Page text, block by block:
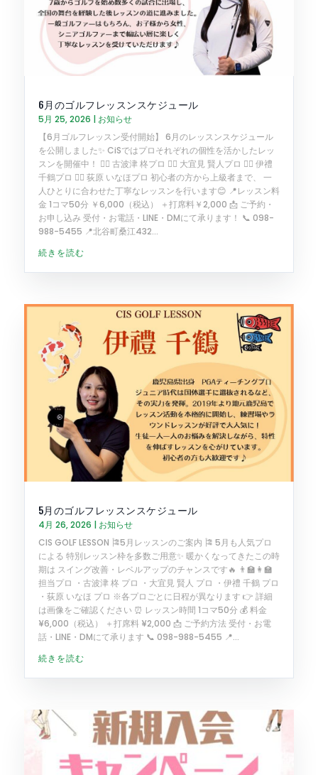
6月のゴルフレッスンスケジュール
5月 25, 2026 | お知らせ
【6月ゴルフレッスン受付開始】 6月のレッスンスケジュール
を公開しました✨ CiSではプロそれぞれの個性を活かしたレッ
スンを開催中！ 🏌️‍♂️ 古波津 柊プロ 🏌️‍♂️ 大宜見 賢人プロ 🏌️‍♀️ 伊禮
千鶴プロ 🏌️‍♀️ 荻原 いなほプロ 初心者の方から上級者まで、 一
人ひとりに合わせた丁寧なレッスンを行います😊 📍レッスン料
金 1コマ50分 ￥6,000（税込） ＋打席料￥2,000 📩 ご予約・
お申し込み 受付・お電話・LINE・DMにて承ります！ 📞 098-
988-5455 📍北谷町桑江432...
続きを読む
5月のゴルフレッスンスケジュール
4月 26, 2026 | お知らせ
CIS GOLF LESSON 🎏5月レッスンのご案内 🎏 5月も人気プロ
による 特別レッスン枠を多数ご用意✨ 暖かくなってきたこの時
期は スイング改善・レベルアップのチャンスです🔥 👨‍🏫👩‍🏫
担当プロ ・古波津 柊 プロ ・大宜見 賢人 プロ ・伊禮 千鶴 プロ
・荻原 いなほ プロ ※各プロごとに日程が異なります 👉 詳細
は画像をご確認ください ⏰ レッスン時間 1コマ50分 💰 料金
¥6,000（税込） ＋打席料 ¥2,000 📩 ご予約方法 受付・お電
話・LINE・DMにて承ります 📞 098-988-5455 📍...
続きを読む